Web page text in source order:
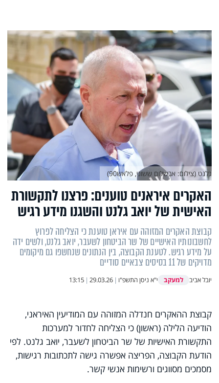
האקרים איראנים טוענים: פרצנו לתקשורת
האישית של יואב גלנט והשגנו מידע רגיש
קבוצת האקרים המזוהה עם איראן טוענת כי הצליחה לפרוץ
לחשבונותיו האישיים של שר הביטחון לשעבר, יואב גלנט, ולשים ידה
על מידע רגיש. לטענת הקבוצה, בין הנתונים שנחשפו גם מיקומים
מדויקים של 11 בסיסים צבאיים סודיים
יובל אביב למעקב י"א ניסן התשפ"ו |
29.03.26
|
13:15
גלנט (צילום: אבשלום ששוני, פלאש90)
קבוצת ההאקרים חנדלה המזוהה עם המודיעין האיראני,
הודיעה הלילה (ראשון) כי הצליחה לחדור למערכות
התקשורת האישיות של שר הביטחון לשעבר, יואב גלנט. לפי
הודעת הקבוצה, הפריצה אפשרה גישה לתכתובות רגישות,
מסמכים מסווגים ורשימות אנשי קשר.